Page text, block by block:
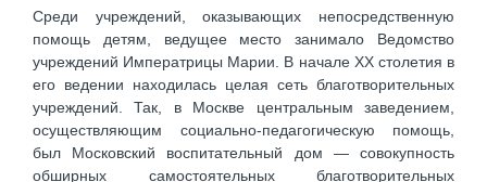
Среди учреждений, оказывающих непосредственную
помощь детям, ведущее место занимало Ведомство
учреждений Императрицы Марии. В начале XX столетия в
его ведении находилась целая сеть благотворительных
учреждений. Так, в Москве центральным заведением,
осуществляющим социально-педагогическую помощь,
был Московский воспитательный дом — совокупность
обширных самостоятельных благотворительных